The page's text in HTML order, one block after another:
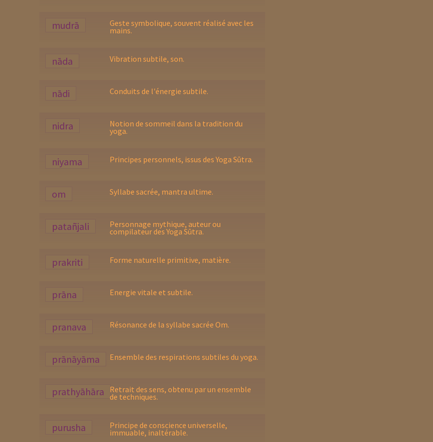
mudrā Geste symbolique, souvent réalisé avec les
mains.
nāda Vibration subtile, son.
nādi Conduits de l'énergie subtile.
nidra Notion de sommeil dans la tradition du
yoga.
niyama Principes personnels, issus des Yoga Sūtra.
om Syllabe sacrée, mantra ultime.
patañjali Personnage mythique, auteur ou
compilateur des Yoga Sūtra.
prakriti Forme naturelle primitive, matière.
prāna Energie vitale et subtile.
pranava Résonance de la syllabe sacrée Om.
prānāyāma Ensemble des respirations subtiles du yoga.
prathyāhāra Retrait des sens, obtenu par un ensemble
de techniques.
purusha Principe de conscience universelle,
immuable, inaltérable.